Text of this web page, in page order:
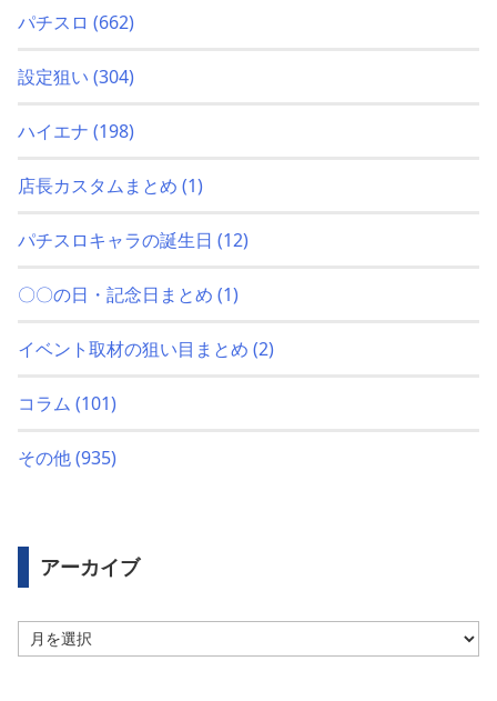
パチスロ (662)
設定狙い (304)
ハイエナ (198)
店長カスタムまとめ (1)
パチスロキャラの誕生日 (12)
〇〇の日・記念日まとめ (1)
イベント取材の狙い目まとめ (2)
コラム (101)
その他(935)
アーカイブ
ー